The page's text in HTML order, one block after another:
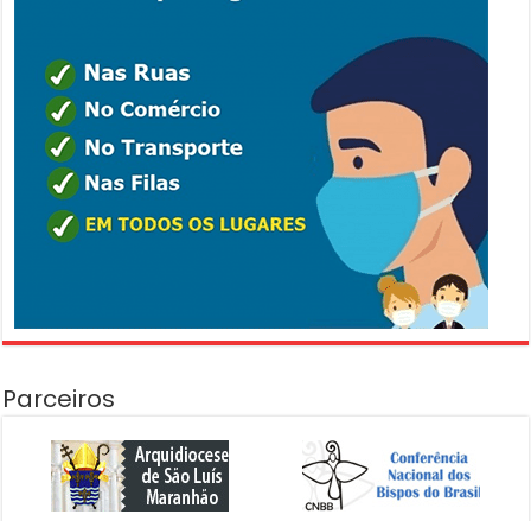
Parceiros